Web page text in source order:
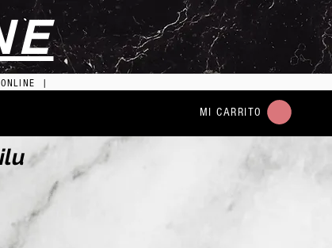
|
MI CARRITO